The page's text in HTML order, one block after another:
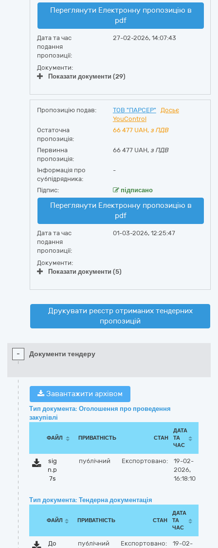
Переглянути Електронну пропозицію в
pdf
Дата та час
подання
пропозиції:
27-02-2026, 14:07:43
Документи:
Показати документи (29)
Пропозицію подав: ТОВ "ПАРСЕР"
Досьє
YouControl
Остаточна
пропозиція:
66 477 UAH, з ПДВ
Первинна
пропозиція:
66 477 UAH, з ПДВ
Інформація про
субпідрядника:
-
Підпис: підписано
Переглянути Електронну пропозицію в
pdf
Дата та час
подання
пропозиції:
01-03-2026, 12:25:47
Документи:
Показати документи (5)
Друкувати реєстр отриманих тендерних
пропозицій
- Документи тендеру
Завантажити архівом
Тип документа: Оголошення про проведення
закупівлі
ФАЙЛ ПРИВАТНІСТЬ СТАН
ДАТА
ТА
ЧАС
sig
n.p
7s
публічний Експортовано:
19-02-
2026,
16:18:10
Тип документа: Тендерна документація
ФАЙЛ ПРИВАТНІСТЬ СТАН
ДАТА
ТА
ЧАС
До
публічний Експортовано:
19-02-